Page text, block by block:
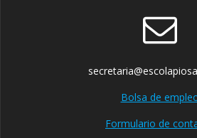
Bolsa de
Formulario de